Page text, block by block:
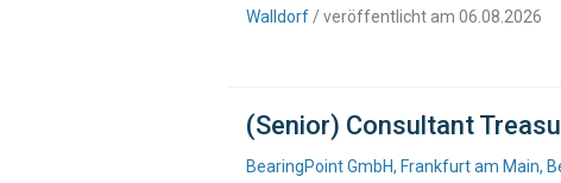
Walldorf / veröffentlicht am 06.08.2026
(Senior) Consultant
BearingPoint GmbH, Frankfurt am Main,